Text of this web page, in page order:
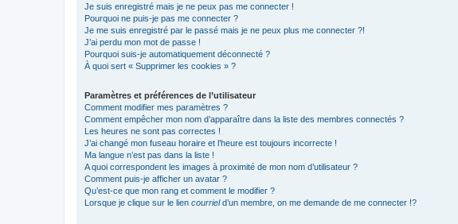
Je suis enregistré mais je ne peux pas me connecter !
Pourquoi ne puis-je pas me connecter ?
Je me suis enregistré par le passé mais je ne peux plus me connecter ?!
J’ai perdu mon mot de passe !
Pourquoi suis-je automatiquement déconnecté ?
À quoi sert « Supprimer les cookies » ?
Paramètres et préférences de l’utilisateur
Comment modifier mes paramètres ?
Comment empêcher mon nom d’apparaître dans la liste des membres connectés ?
Les heures ne sont pas correctes !
J’ai changé mon fuseau horaire et l’heure est toujours incorrecte !
Ma langue n’est pas dans la liste !
A quoi correspondent les images à proximité de mon nom d’utilisateur ?
Comment puis-je afficher un avatar ?
Qu’est-ce que mon rang et comment le modifier ?
Lorsque je clique sur le lien courrield’un membre, on me demande de me connecter !?